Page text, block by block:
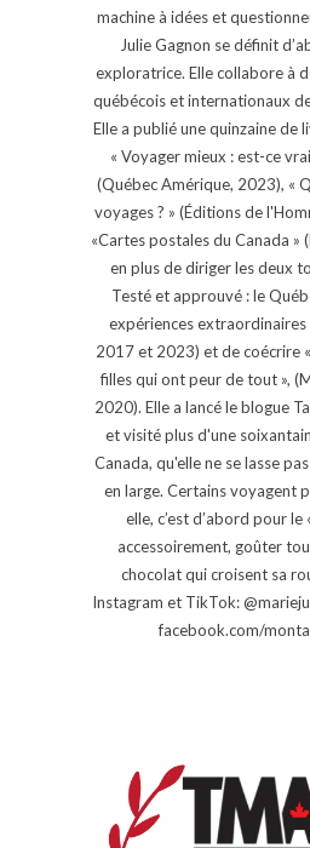
machine à idées et
Julie Gagnon se définit
exploratrice. Elle collabore à
québécois et internationaux
Elle a publié une quinzaine de
« Voyager mieux : est-ce
(Québec Amérique, 2023), «
voyages ? » (Éditions de
«Cartes postales du Canada »
en plus de diriger les deux
Testé et approuvé : le
expériences extraordinaires
2017 et 2023) et de coécrire
filles qui ont peur de tout »,
2020). Elle a lancé le blogue
et visité plus d'une
Canada, qu'elle ne se lasse
en large. Certains voyagent
elle, c’est d’abord pour le
accessoirement, goûter
chocolat qui croisent sa
Instagram et TikTok:
facebook.com/